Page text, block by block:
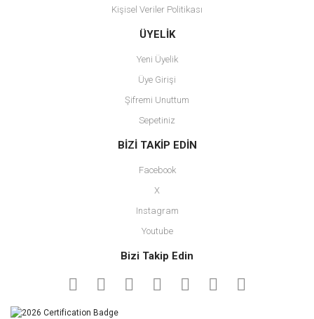
Gönder
Kişisel Veriler Politikası
ÜYELİK
Yeni Üyelik
Üye Girişi
Şifremi Unuttum
Sepetiniz
BİZİ TAKİP EDİN
Facebook
X
Instagram
Youtube
Bizi Takip Edin